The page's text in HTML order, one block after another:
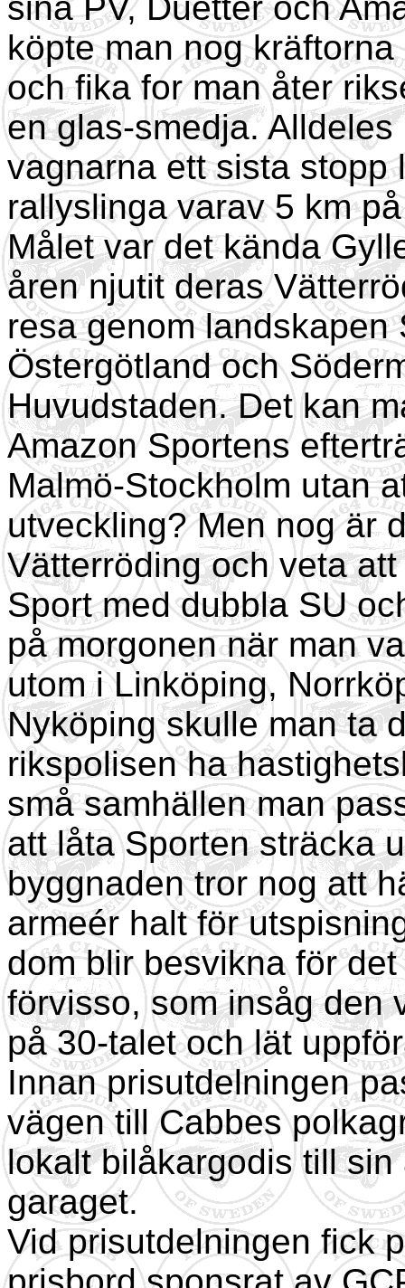
sina PV, Duetter och
köpte man nog
och fika for man åter
en glas-smedja.
vagnarna ett sista stopp
rallyslinga varav 5 km
Målet var det kända
åren njutit deras
resa genom landskapen
Östergötland och
Huvudstaden. Det kan
Amazon Sportens
Malmö-Stockholm utan
utveckling? Men nog är
Vätterröding och veta
Sport med dubbla SU
på morgonen när man
utom i Linköping,
Nyköping skulle man ta
rikspolisen ha
små samhällen man
att låta Sporten sträcka
byggnaden tror nog att
armeér halt för
dom blir besvikna för
förvisso, som insåg den
på 30-talet och lät
Innan prisutdelningen
vägen till Cabbes
lokalt bilåkargodis till
garaget.
Vid prisutdelningen fick